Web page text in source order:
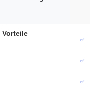
Vorteile